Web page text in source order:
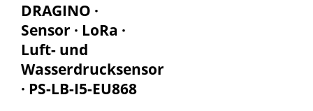
DRAGINO ·
Sensor · LoRa ·
Luft- und
Wasserdrucksensor
· PS-LB-I5-EU868